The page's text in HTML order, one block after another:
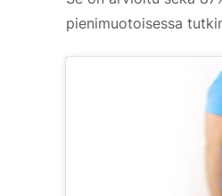
pienimuotoisessa